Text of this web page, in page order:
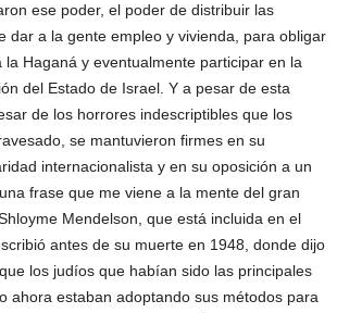
ese poder, el poder de distribuir las
dar a la gente empleo y vivienda, para obligar
la Haganá y eventualmente participar en la
del Estado de Israel. Y a pesar de esta
de los horrores indescriptibles que los
se mantuvieron firmes en su
internacionalista y en su oposición a un
frase que me viene a la mente del gran
Mendelson, que está incluida en el
antes de su muerte en 1948, donde dijo
los judíos que habían sido las principales
ahora estaban adoptando sus métodos para